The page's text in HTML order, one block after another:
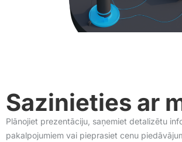
Sazinieties ar
Plānojiet prezentāciju, saņemiet detalizētu
pakalpojumiem vai pieprasiet cenu